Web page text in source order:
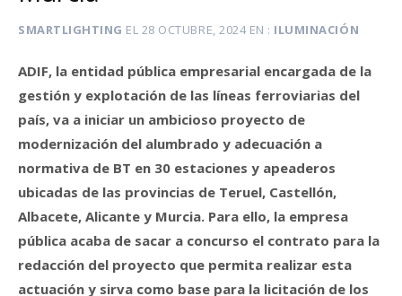
SMARTLIGHTING EL 28 OCTUBRE, 2024EN ILUMINACIÓN
ADIF, la entidad pública empresarial encargada de la
gestión y explotación de las líneas ferroviarias del
país, va a iniciar un ambicioso proyecto de
modernización del alumbrado y adecuación a
normativa de BT en 30 estaciones y apeaderos
ubicadas de las provincias de Teruel, Castellón,
Albacete, Alicante y Murcia. Para ello, la empresa
pública acaba de sacar a concurso el contrato para la
redacción del proyecto que permita realizar esta
actuación y sirva como base para la licitación de los